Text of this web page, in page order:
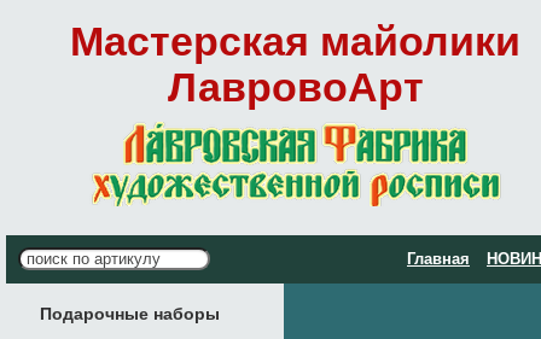
Мастерская майолики
ЛавровоАрт
Главная
Подарочные наборы